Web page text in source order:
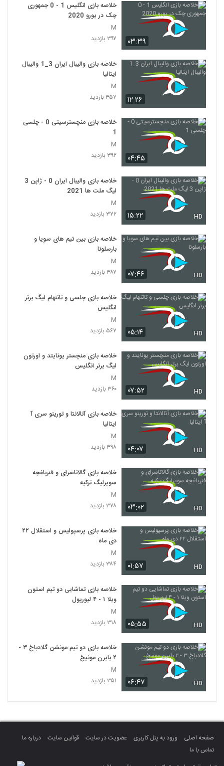
۰۳:۳۹
خلاصه بازی انگلیس 1 - 0 جمهوری
چک در یورو 2020
M
۳۹۷ بازدید
۱۲:۲۶
خلاصه بازی والیبال ایران 3_1 والیبال
ایتالیا
M
۳۵۷ بازدید
۰۴:۴۵
خلاصه بازی منچسترسیتی 0 - چلسی
1
M
۳۹۲ بازدید
۱۵:۲۲ HD
خلاصه بازی والیبال ایران 0 - ژاپن 3
لیگ ملت ها 2021
M
۳۷۲ بازدید
۰۷:۴۶ HD
خلاصه بازی بین تیم های سویا و
بارسلونا
M
۳۸۷ بازدید
۰۵:۱۴ HD
خلاصه بازی چلسی و تاتنهام لیگ برتر
انگلیس
M
۵۶۷ بازدید
۰۷:۵۲ HD
خلاصه بازی منچستر یونایتد و اورتون
لیگ برتر انگلیس
M
۳۶۰ بازدید
۰۴:۰۷ HD
خلاصه بازی آتالانتا و تورینو سری آ
ایتالیا
M
۳۹۸ بازدید
۰۳:۰۲ HD
خلاصه بازی گالاتاسرای و فنرباغچه
سوپرلیگ ترکیه
M
۳۷۸ بازدید
۰۱:۵۷ HD
خلاصه بازی پرسپولیس و استقلال ۲۲
دی ماه
M
۳۸۴ بازدید
۰۵:۵۵ HD
خلاصه بازی تماشایی دو تیم استون
ویلا ۱ - ۴ لیورپول
M
۳۱۸ بازدید
۰۶:۴۷ HD
خلاصه بازی دو تیم مونشن گلادباخ ۳ -
۲ بایرن مونیخ
M
۳۵۱ بازدید
صفحه اصلی ورود به پنل کاربری عضویت در سایت قوانین سایت
درباره ما
تماس با ما